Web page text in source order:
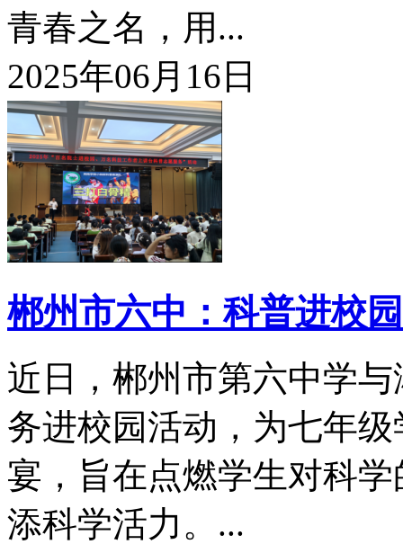
青春之名，用...
2025年06月16日
郴州市六中：科普进校
近日，郴州市第六中学
务进校园活动，为七年
宴，旨在点燃学生对科
添科学活力。...